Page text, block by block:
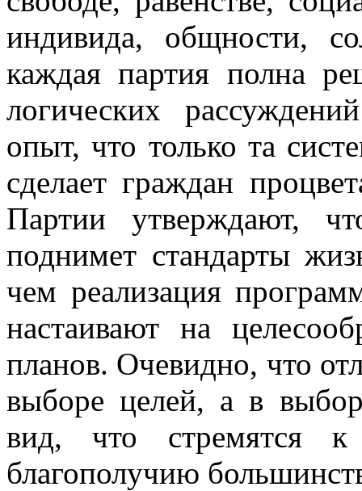
индивида, общности,
каждая партия полна
логических
опыт, что только та
сделает граждан
Партии утверждают,
поднимет стандарты
чем реализация
настаивают на
планов. Очевидно, что
выборе целей, а в
вид, что стремятся к
благополучию